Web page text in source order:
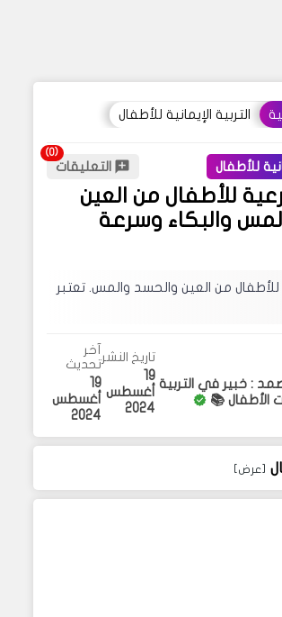
التربية الإيمانية للأطفال
للأطفال التعليقات
للأطفال من العين
والبكاء وسرعة
للأطفال من العين والحسد والمس. تعتبر
: خبير في التربية
الأطفال 📚
تاريخ النشر
19
أغسطس
2024
آخر
تحديث
19
أغسطس
2024